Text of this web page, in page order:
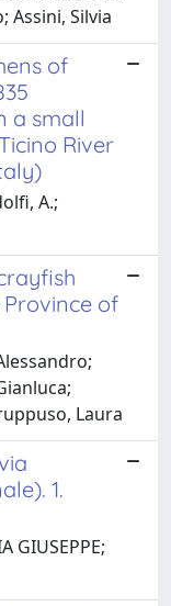
Assini, Silvia
of
a small
River
A.;
of
Laura
1.
GIUSEPPE;